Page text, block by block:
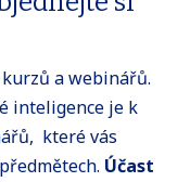
a webinářů.
inteligence je k
které vás
Účast